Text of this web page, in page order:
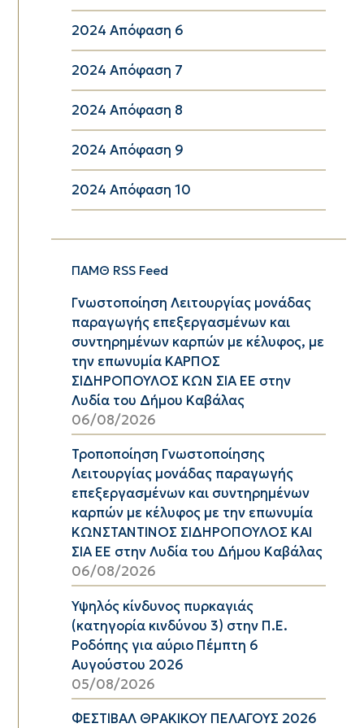
2024 Απόφαση 6
2024 Απόφαση 7
2024 Απόφαση 8
2024 Απόφαση 9
2024 Απόφαση 10
ΠΑΜΘ RSS Feed
Γνωστοποίηση Λειτουργίας μονάδας
παραγωγής επεξεργασμένων και
συντηρημένων καρπών με κέλυφος, με
την επωνυμία ΚΑΡΠΟΣ
ΣΙΔΗΡΟΠΟΥΛΟΣ ΚΩΝ ΣΙΑ ΕΕ στην
Λυδία του Δήμου Καβάλας
06/08/2026
Τροποποίηση Γνωστοποίησης
Λειτουργίας μονάδας παραγωγής
επεξεργασμένων και συντηρημένων
καρπών με κέλυφος με την επωνυμία
ΚΩΝΣΤΑΝΤΙΝΟΣ ΣΙΔΗΡΟΠΟΥΛΟΣ ΚΑΙ
ΣΙΑ ΕΕ στην Λυδία του Δήμου Καβάλας
06/08/2026
Υψηλός κίνδυνος πυρκαγιάς
(κατηγορία κινδύνου 3) στην Π.Ε.
Ροδόπης για αύριο Πέμπτη 6
Αυγούστου 2026
05/08/2026
ΦΕΣΤΙΒΑΛ ΘΡΑΚΙΚΟΥ ΠΕΛΑΓΟΥΣ 2026